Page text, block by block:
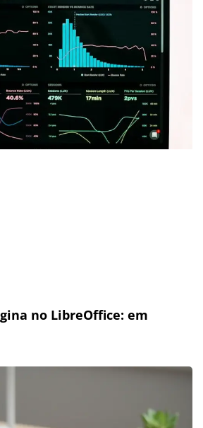
no LibreOffice: em